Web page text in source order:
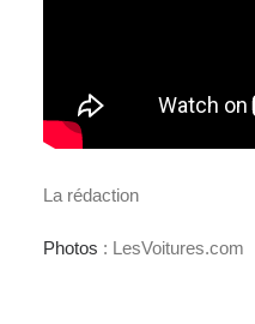
La rédaction
Photos : LesVoitures.com